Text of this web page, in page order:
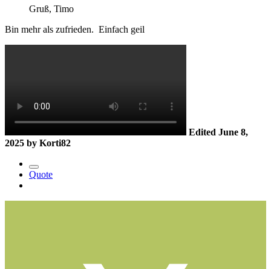
Gruß, Timo
Bin mehr als zufrieden. Einfach geil
Edited June 8,
2025 by Korti82
Quote